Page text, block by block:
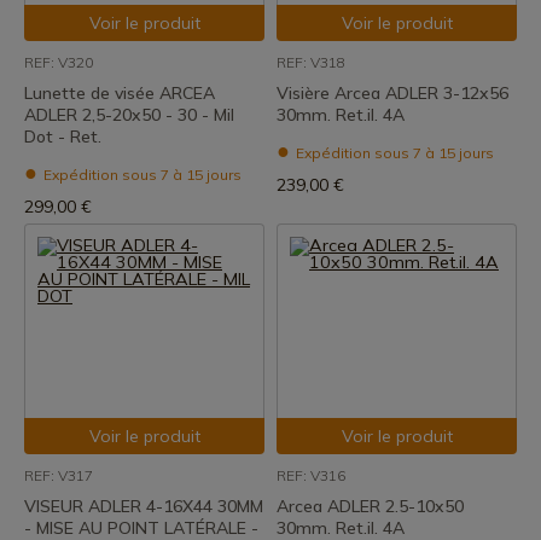
Voir le produit
REF: V320
Lunette de visée ARCEA
ADLER 2,5-20x50 - 30 - Mil
Dot - Ret.
Expédition sous 7 à 15 jours
299,00 €
Voir le produit
REF: V318
Visière Arcea ADLER 3-12x56
30mm. Ret.il. 4A
Expédition sous 7 à 15 jours
239,00 €
Voir le produit
REF: V317
VISEUR ADLER 4-16X44 30MM
- MISE AU POINT LATÉRALE -
Voir le produit
REF: V316
Arcea ADLER 2.5-10x50
30mm. Ret.il. 4A